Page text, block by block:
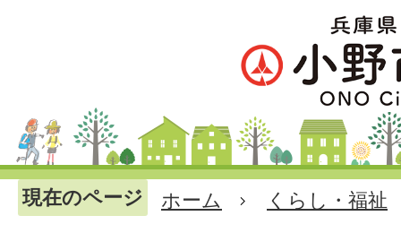
現在のページ ホーム くらし・福祉